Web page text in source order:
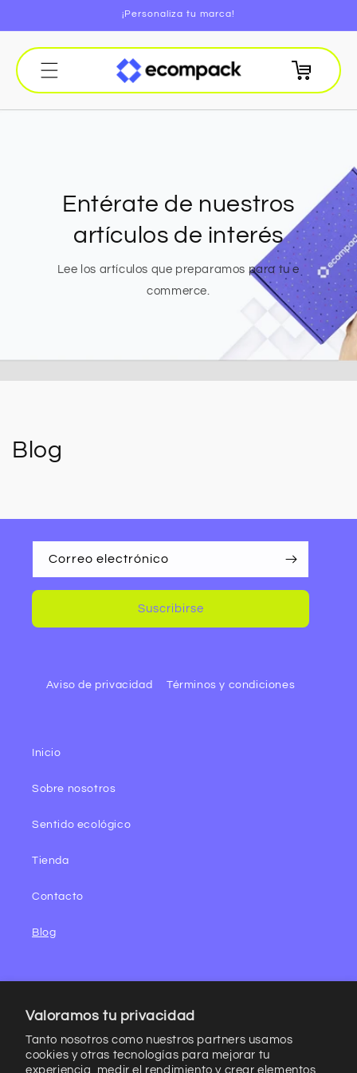
Valoramos tu privacidad
Tanto nosotros como nuestros partners usamos
cookies y otras tecnologías para mejorar tu
experiencia, medir el rendimiento y crear elementos
¡Personaliza tu marca!
Carrito
Entérate de nuestros
artículos de interés
Lee los artículos que preparamos para tu e
commerce.
Blog
Correo electrónico
Suscribirse
Aviso de privacidad Términos y condiciones
Inicio
Sobre nosotros
Sentido ecológico
Tienda
Contacto
Blog